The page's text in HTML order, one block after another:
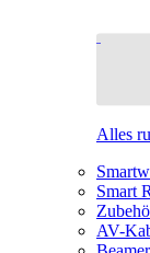
Alles
Smart
AV-